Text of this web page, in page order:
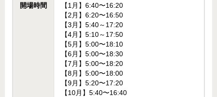
開場時間
【1月】6:40〜16:20
【2月】6:20〜16:50
【3月】5:40～17:20
【4月】5:10～17:50
【5月】5:00〜18:10
【6月】5:00〜18:30
【7月】5:00〜18:20
【8月】5:00〜18:00
【9月】5:20〜17:20
【10月】5:40〜16:40